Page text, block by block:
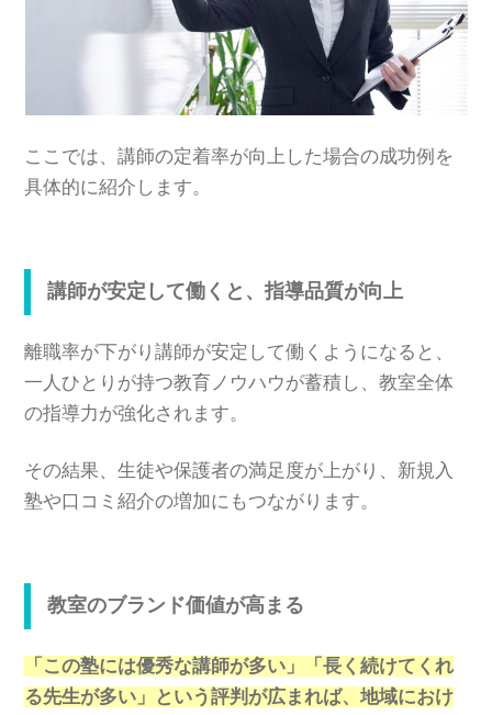
ここでは、講師の定着率が向上した場合の成功例を
具体的に紹介します。
講師が安定して働くと、指導品質が向上
離職率が下がり講師が安定して働くようになると、
一人ひとりが持つ教育ノウハウが蓄積し、教室全体
の指導力が強化されます。
その結果、生徒や保護者の満足度が上がり、新規入
塾や口コミ紹介の増加にもつながります。
教室のブランド価値が高まる
「この塾には優秀な講師が多い」「長く続けてくれ
る先生が多い」という評判が広まれば、地域におけ